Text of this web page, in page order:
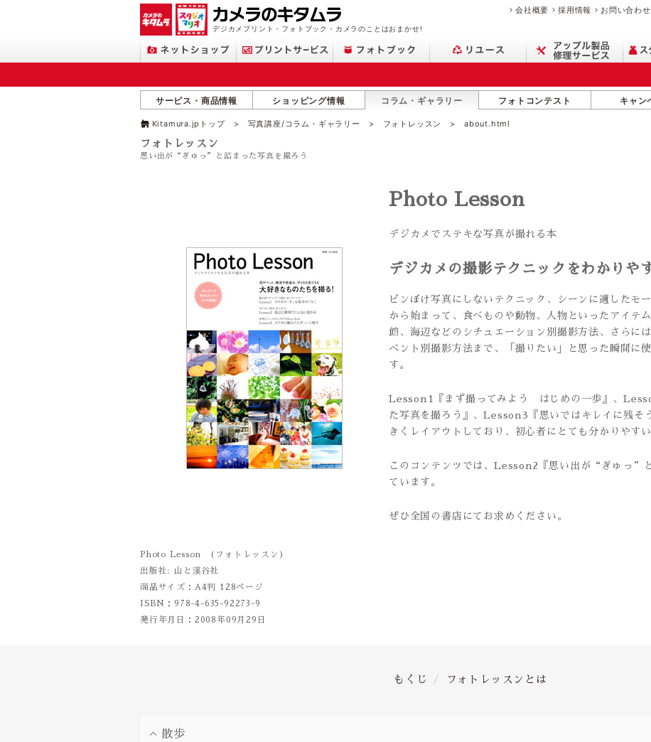
デジカメプリント・フォトブック・カメラのことはおまかせ!
会社概要 採用情報 お問い合わせ
サービス・商品情報 ショッピング情報 コラム・ギャラリー フォトコンテスト キャン
Kitamura.jpトップ 写真講座/コラム・ギャラリー フォトレッスン about.html
フォトレッスン
思い出が“ぎゅっ”と詰まった写真を撮ろう
Photo Lesson
デジカメでステキな写真が撮れる本
デジカメの撮影テクニックをわかりや
ピンぼけ写真にしないテクニック、シーンに適したモ
から始まって、食べものや動物、人物といったアイテ
館、海辺などのシチュエーション別撮影方法、さらに
ベント別撮影方法まで、「撮りたい」と思った瞬間に
す。
Lesson1『まず撮ってみよう はじめの一歩』、
た写真を撮ろう』、Lesson3『思いではキレイに残そ
きくレイアウトしており、初心者にとても分かりやす
このコンテンツでは、Lesson2『思い出が“ぎゅっ”
ています。
ぜひ全国の書店にてお求めください。
Photo Lesson (フォトレッスン)
出版社: 山と溪谷社
商品サイズ：A4判 128ページ
ISBN：978-4-635-92273-9
発行年月日：2008年09月29日
もくじ フォトレッスンとは
散歩